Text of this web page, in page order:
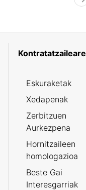
Eskuraketak
Xedapenak
Zerbitzuen
Aurkezpena
Hornitzaileen
homologazioa
Beste Gai
Interesgarriak